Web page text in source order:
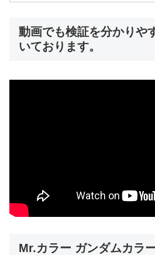
動画でも検証を分かりや
いております。
Mr.カラー ガンダムカラ